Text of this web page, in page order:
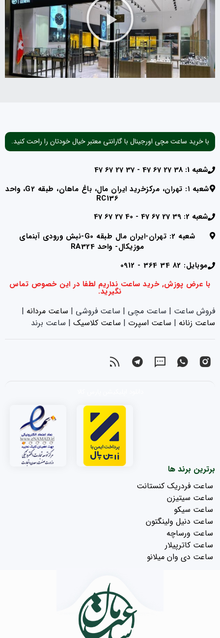
با خرید ساعت مچی اورجینال با گارانتی معتبر خیال خودتان را راحت کنید.
شعبه 1: 38 27 67 47 - 37 27 67 47
شعبه ۱: تهران، مرکزخرید ایران مال، باغ ماهان، طبقه G2، واحد
RC136
شعبه 2: 39 27 67 47 - 40 27 67 47
شعبه 2: تهران-ایران مال طبقه G0-نبش ورودی آبنمای
موزیکال- واحد RA324
موبایل: 82 34 364 - 0912
با عرض پوزش, خرید ساعت نداریم لطفا در این خصوص تماس
نگیرید.
فروش ساعت | ساعت مچی | ساعت فروشی | ساعت مردانه |
ساعت زنانه |‌ ساعت اسپرت |‌ ساعت کلاسیک | ساعت برند
برترین برند ها
ساعت فردریک کنستانت
ساعت سیتیزن
ساعت سیکو
ساعت دنیل ولینگتون
ساعت ورساچه
ساعت کاترپیلار
ساعت دی وان میلانو